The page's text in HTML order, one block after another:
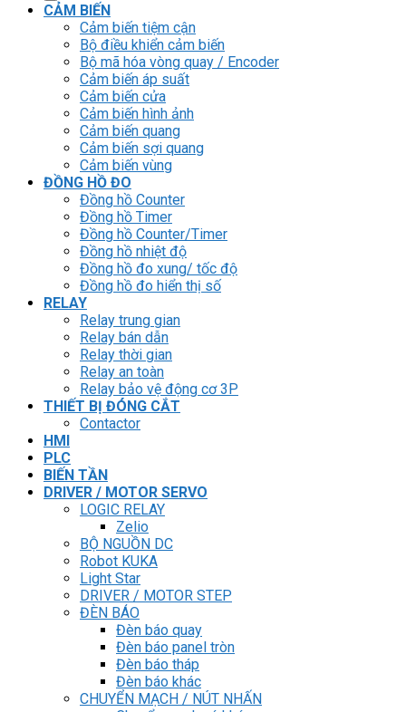
CẢM BIẾN
Cảm biến tiệm cận
Bộ điều khiển cảm biến
Bộ mã hóa vòng quay / Encoder
Cảm biến áp suất
Cảm biến cửa
Cảm biến hình ảnh
Cảm biến quang
Cảm biến sợi quang
Cảm biến vùng
ĐỒNG HỒ ĐO
Đồng hồ Counter
Đồng hồ Timer
Đồng hồ Counter/Timer
Đồng hồ nhiệt độ
Đồng hồ đo xung/ tốc độ
Đồng hồ đo hiển thị số
RELAY
Relay trung gian
Relay bán dẫn
Relay thời gian
Relay an toàn
Relay bảo vệ động cơ 3P
THIẾT BỊ ĐÓNG CẮT
Contactor
HMI
PLC
BIẾN TẦN
DRIVER / MOTOR SERVO
LOGIC RELAY
Zelio
BỘ NGUỒN DC
Robot KUKA
Light Star
DRIVER / MOTOR STEP
ĐÈN BÁO
Đèn báo quay
Đèn báo panel tròn
Đèn báo tháp
Đèn báo khác
CHUYỂN MẠCH / NÚT NHẤN